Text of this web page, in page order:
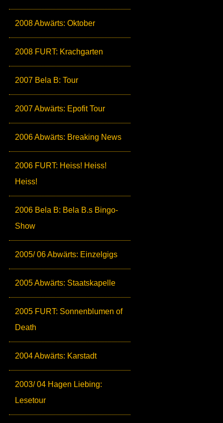
2008 Abwärts: Oktober
2008 FURT: Krachgarten
2007 Bela B: Tour
2007 Abwärts: Epofit Tour
2006 Abwärts: Breaking News
2006 FURT: Heiss! Heiss!
Heiss!
2006 Bela B: Bela B.s Bingo-
Show
2005/ 06 Abwärts: Einzelgigs
2005 Abwärts: Staatskapelle
2005 FURT: Sonnenblumen of
Death
2004 Abwärts: Karstadt
2003/ 04 Hagen Liebing:
Lesetour